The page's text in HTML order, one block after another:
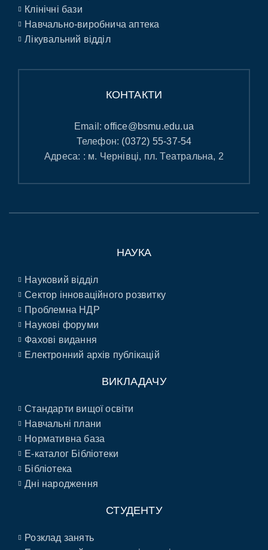
Клінічні бази
Навчально-виробнича аптека
Лікувальний відділ
КОНТАКТИ
Email:office@bsmu.edu.ua
Телефон: (0372) 55-37-54
Адреса: : м. Чернівці, пл. Театральна, 2
НАУКА
Науковий відділ
Сектор інноваційного розвитку
Проблемна НДР
Наукові форуми
Фахові видання
Електронний архів публікацій
ВИКЛАДАЧУ
Стандарти вищої освіти
Навчальні плани
Нормативна база
E-каталог Бібліотеки
Бібліотека
Дні народження
СТУДЕНТУ
Розклад занять